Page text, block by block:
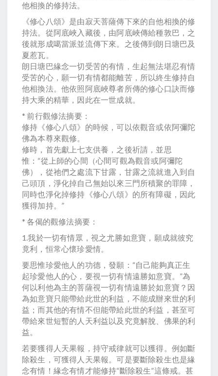
他相換的修持法。
《修心八頌》是由寂天菩薩傳下來的自他相換的修
持法。從阿底峽入藏後，由阿底峽傳給種敦巴，之
後就形成噶當派並流傳下來。之後傳到朗日塘巴及
夏惹瓦。
朗日塘巴緣念一切受苦的有情，生起無法堪忍有情
受苦的心，願一切有情都能離苦，所以終生修持自
他相換法。他依照阿底峽尊者所傳的修心口訣而修
持大乘的精華，因此在一世成就。
* 前行觀修法摘要：
修持《修心八頌》的時候，可以依觀音或依阿彌陀
佛為本尊來觀修。
修時，首先獻上七支供養，之後祈請，並思
惟：“從上師的心間（心間可觀為觀音或阿彌陀
佛），從祂們之處流下甘露，甘露之流就進入到自
己頭頂，淨化掉自己無始以來三門所積聚的罪障，
同時也淨化掉修持《修心八頌》的所有障礙，因此
獲得加持。”
* 各偈的觀修法摘要：
1.我於一切有情眾，視之尤勝如意寶，願成就彼究
竟利，恒常心懷珍愛情。
要思惟珍愛他人的功德，發願：“自己能夠真正生
起珍愛他人的心，要視一切有情遠勝如意寶。”為
何以利他為主的菩薩視一切有情遠勝於如意寶？因
為如意寶只能帶給此世的利益，不能成辦來世的利
益；而其他的有情不但能帶給此世的利益，甚至可
帶給來世短暫的人天利益以及究竟解脫、佛果的利
益。
若要獲得人天果報，持守戒律就可以獲得。例如斷
除殺生，可獲得人天果報。可是要斷除殺生也是緣
念有情！緣念有情才能修持“斷除殺生”這條戒。甚